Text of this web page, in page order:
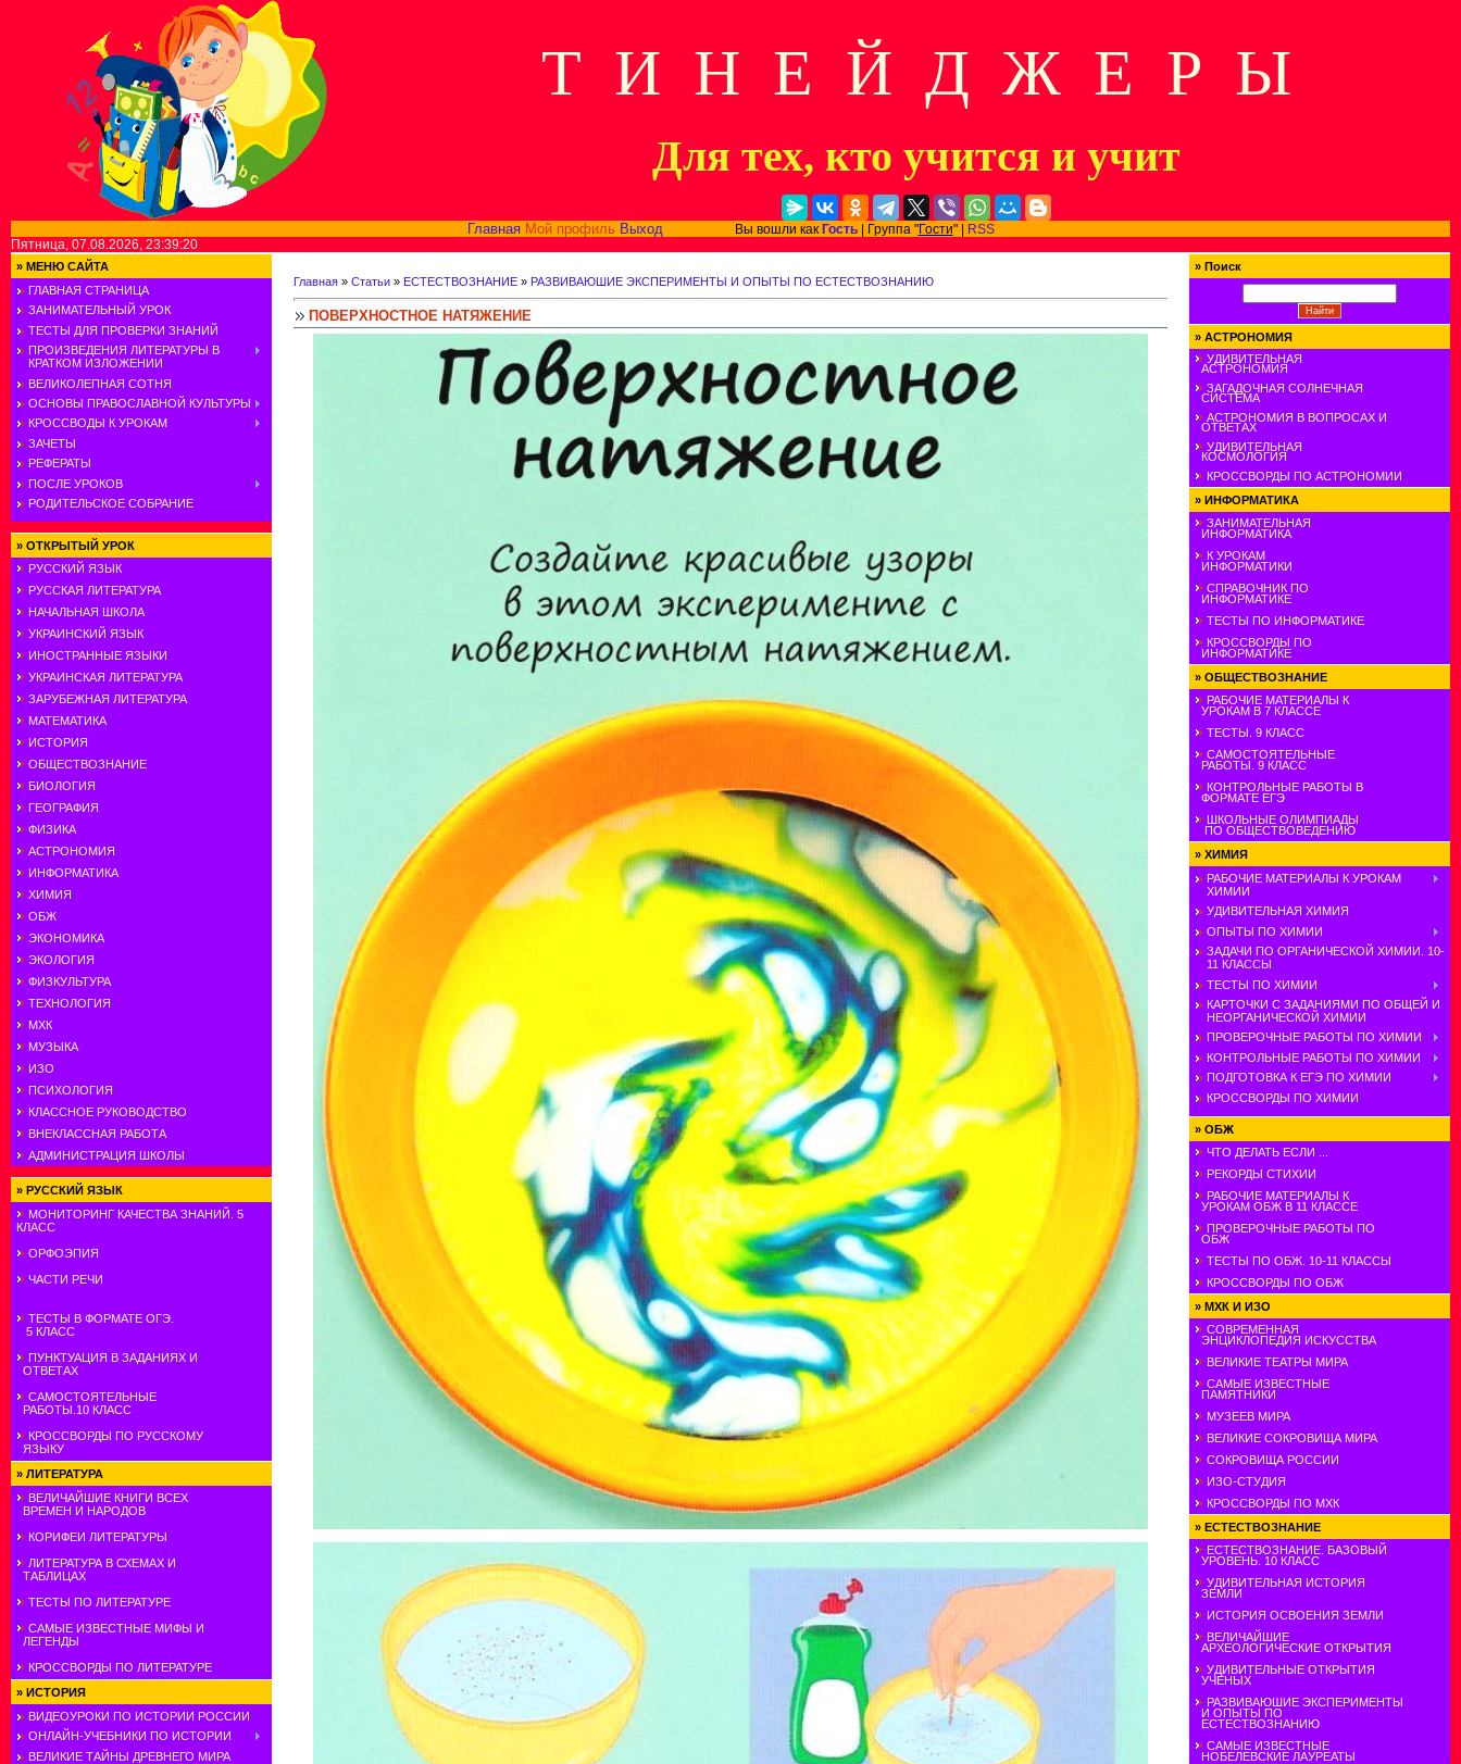
Т И Н Е Й Д Ж Е Р Ы
Для тех, кто учится и учит
Главная Мой профиль ВыходВы вошли как Гость| Группа "Гости" |
RSS
Пятница, 07.08.2026, 23:39:20
» МЕНЮ САЙТА
ГЛАВНАЯ СТРАНИЦА
ЗАНИМАТЕЛЬНЫЙ УРОК
ТЕСТЫ ДЛЯ ПРОВЕРКИ ЗНАНИЙ
ПРОИЗВЕДЕНИЯ ЛИТЕРАТУРЫ В
КРАТКОМ ИЗЛОЖЕНИИ
ВЕЛИКОЛЕПНАЯ СОТНЯ
ОСНОВЫ ПРАВОСЛАВНОЙ КУЛЬТУРЫ
КРОССВОДЫ К УРОКАМ
ЗАЧЕТЫ
РЕФЕРАТЫ
ПОСЛЕ УРОКОВ
РОДИТЕЛЬСКОЕ СОБРАНИЕ
» ОТКРЫТЫЙ УРОК
РУССКИЙ ЯЗЫК
РУССКАЯ ЛИТЕРАТУРА
НАЧАЛЬНАЯ ШКОЛА
УКРАИНСКИЙ ЯЗЫК
ИНОСТРАННЫЕ ЯЗЫКИ
УКРАИНСКАЯ ЛИТЕРАТУРА
ЗАРУБЕЖНАЯ ЛИТЕРАТУРА
МАТЕМАТИКА
ИСТОРИЯ
ОБЩЕСТВОЗНАНИЕ
БИОЛОГИЯ
ГЕОГРАФИЯ
ФИЗИКА
АСТРОНОМИЯ
ИНФОРМАТИКА
ХИМИЯ
ОБЖ
ЭКОНОМИКА
ЭКОЛОГИЯ
ФИЗКУЛЬТУРА
ТЕХНОЛОГИЯ
МХК
МУЗЫКА
ИЗО
ПСИХОЛОГИЯ
КЛАССНОЕ РУКОВОДСТВО
ВНЕКЛАССНАЯ РАБОТА
АДМИНИСТРАЦИЯ ШКОЛЫ
» РУССКИЙ ЯЗЫК
МОНИТОРИНГ КАЧЕСТВА ЗНАНИЙ. 5
КЛАСС
ОРФОЭПИЯ
ЧАСТИ РЕЧИ
ТЕСТЫ В ФОРМАТЕ ОГЭ.
5 КЛАСС
ПУНКТУАЦИЯ В ЗАДАНИЯХ И
ОТВЕТАХ
САМОСТОЯТЕЛЬНЫЕ
РАБОТЫ.10 КЛАСС
КРОССВОРДЫ ПО РУССКОМУ
ЯЗЫКУ
» ЛИТЕРАТУРА
ВЕЛИЧАЙШИЕ КНИГИ ВСЕХ
ВРЕМЕН И НАРОДОВ
КОРИФЕИ ЛИТЕРАТУРЫ
ЛИТЕРАТУРА В СХЕМАХ И
ТАБЛИЦАХ
ТЕСТЫ ПО ЛИТЕРАТУРЕ
САМЫЕ ИЗВЕСТНЫЕ МИФЫ И
ЛЕГЕНДЫ
КРОССВОРДЫ ПО ЛИТЕРАТУРЕ
» ИСТОРИЯ
ВИДЕОУРОКИ ПО ИСТОРИИ РОССИИ
ОНЛАЙН-УЧЕБНИКИ ПО ИСТОРИИ
ВЕЛИКИЕ ТАЙНЫ ДРЕВНЕГО МИРА
Главная » Статьи » ЕСТЕСТВОЗНАНИЕ » РАЗВИВАЮШИЕ ЭКСПЕРИМЕНТЫ И ОПЫТЫ ПО ЕСТЕСТВОЗНАНИЮ
ПОВЕРХНОСТНОЕ НАТЯЖЕНИЕ
» Поиск
» АСТРОНОМИЯ
УДИВИТЕЛЬНАЯ
АСТРОНОМИЯ
ЗАГАДОЧНАЯ СОЛНЕЧНАЯ
СИСТЕМА
АСТРОНОМИЯ В ВОПРОСАХ И
ОТВЕТАХ
УДИВИТЕЛЬНАЯ
КОСМОЛОГИЯ
КРОССВОРДЫ ПО АСТРОНОМИИ
» ИНФОРМАТИКА
ЗАНИМАТЕЛЬНАЯ
ИНФОРМАТИКА
К УРОКАМ
ИНФОРМАТИКИ
СПРАВОЧНИК ПО
ИНФОРМАТИКЕ
ТЕСТЫ ПО ИНФОРМАТИКЕ
КРОССВОРДЫ ПО
ИНФОРМАТИКЕ
» ОБЩЕСТВОЗНАНИЕ
РАБОЧИЕ МАТЕРИАЛЫ К
УРОКАМ В 7 КЛАССЕ
ТЕСТЫ. 9 КЛАСС
САМОСТОЯТЕЛЬНЫЕ
РАБОТЫ. 9 КЛАСС
КОНТРОЛЬНЫЕ РАБОТЫ В
ФОРМАТЕ ЕГЭ
ШКОЛЬНЫЕ ОЛИМПИАДЫ
ПО ОБЩЕСТВОВЕДЕНИЮ
» ХИМИЯ
РАБОЧИЕ МАТЕРИАЛЫ К УРОКАМ
ХИМИИ
УДИВИТЕЛЬНАЯ ХИМИЯ
ОПЫТЫ ПО ХИМИИ
ЗАДАЧИ ПО ОРГАНИЧЕСКОЙ ХИМИИ. 10-
11 КЛАССЫ
ТЕСТЫ ПО ХИМИИ
КАРТОЧКИ С ЗАДАНИЯМИ ПО ОБЩЕЙ И
НЕОРГАНИЧЕСКОЙ ХИМИИ
ПРОВЕРОЧНЫЕ РАБОТЫ ПО ХИМИИ
КОНТРОЛЬНЫЕ РАБОТЫ ПО ХИМИИ
ПОДГОТОВКА К ЕГЭ ПО ХИМИИ
КРОССВОРДЫ ПО ХИМИИ
» ОБЖ
ЧТО ДЕЛАТЬ ЕСЛИ ...
РЕКОРДЫ СТИХИИ
РАБОЧИЕ МАТЕРИАЛЫ К
УРОКАМ ОБЖ В 11 КЛАССЕ
ПРОВЕРОЧНЫЕ РАБОТЫ ПО
ОБЖ
ТЕСТЫ ПО ОБЖ. 10-11 КЛАССЫ
КРОССВОРДЫ ПО ОБЖ
» МХК И ИЗО
СОВРЕМЕННАЯ
ЭНЦИКЛОПЕДИЯ ИСКУССТВА
ВЕЛИКИЕ ТЕАТРЫ МИРА
САМЫЕ ИЗВЕСТНЫЕ
ПАМЯТНИКИ
МУЗЕЕВ МИРА
ВЕЛИКИЕ СОКРОВИЩА МИРА
СОКРОВИЩА РОССИИ
ИЗО-СТУДИЯ
КРОССВОРДЫ ПО МХК
» ЕСТЕСТВОЗНАНИЕ
ЕСТЕСТВОЗНАНИЕ. БАЗОВЫЙ
УРОВЕНЬ. 10 КЛАСС
УДИВИТЕЛЬНАЯ ИСТОРИЯ
ЗЕМЛИ
ИСТОРИЯ ОСВОЕНИЯ ЗЕМЛИ
ВЕЛИЧАЙШИЕ
АРХЕОЛОГИЧЕСКИЕ ОТКРЫТИЯ
УДИВИТЕЛЬНЫЕ ОТКРЫТИЯ
УЧЕНЫХ
РАЗВИВАЮШИЕ ЭКСПЕРИМЕНТЫ
И ОПЫТЫ ПО
ЕСТЕСТВОЗНАНИЮ
САМЫЕ ИЗВЕСТНЫЕ
НОБЕЛЕВСКИЕ ЛАУРЕАТЫ